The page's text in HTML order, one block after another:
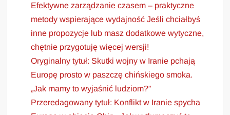
Efektywne zarządzanie czasem – praktyczne
metody wspierające wydajność Jeśli chciałbyś
inne propozycje lub masz dodatkowe wytyczne,
chętnie przygotuję więcej wersji!
Oryginalny tytuł: Skutki wojny w Iranie pchają
Europę prosto w paszczę chińskiego smoka.
„Jak mamy to wyjaśnić ludziom?”
Przeredagowany tytuł: Konflikt w Iranie spycha